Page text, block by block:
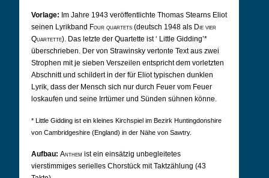
Vorlage: Im Jahre 1943 veröffentlichte Thomas Stearns Eliot
seinen Lyrikband Four quartets (deutsch 1948 als Die vier
Quartette). Das letzte der Quartette ist ‘ Little Gidding’*
überschrieben. Der von Strawinsky vertonte Text aus zwei
Strophen mit je sieben Verszeilen entspricht dem vorletzten
Abschnitt und schildert in der für Eliot typischen dunklen
Lyrik, dass der Mensch sich nur durch Feuer vom Feuer
loskaufen und seine Irrtümer und Sünden sühnen könne.
* Little Gidding ist ein kleines Kirchspiel im Bezirk Huntingdonshire
von Cambridgeshire (England) in der Nähe von Sawtry.
Aufbau: Anthem ist ein einsätzig unbegleitetes
vierstimmiges serielles Chorstück mit Taktzählung (43